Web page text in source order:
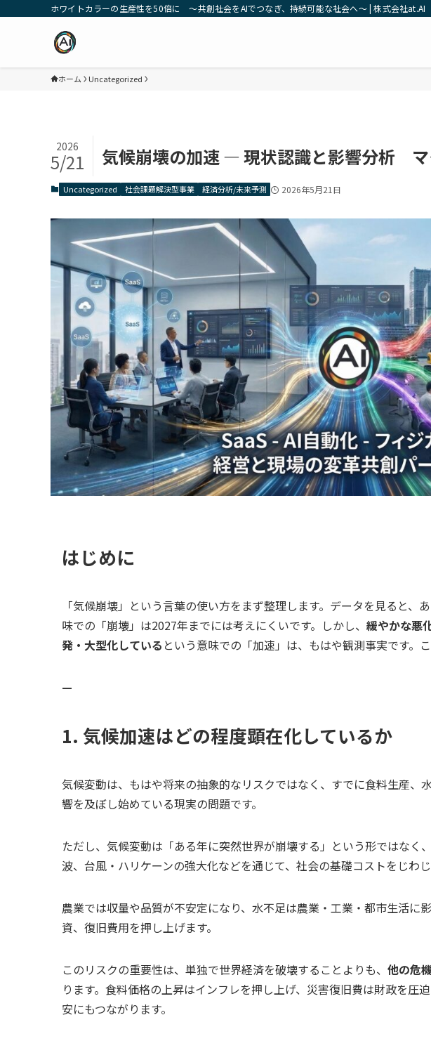
ホワイトカラーの生産性を50倍に ～共創社会をAIでつなぎ、持続可能な社会へ～ | 株式会社at.AI
ホーム Uncategorized
気候崩壊の加速 ― 現状認識と影響分析 マ
2026
5/21
Uncategorized 社会課題解決型事業 経済分析/未来予測 2026年5月21日
はじめに
「気候崩壊」という言葉の使い方をまず整理します。データを見ると、
味での「崩壊」は2027年までには考えにくいです。しかし、 緩やかな悪
発・大型化している という意味での「加速」は、もはや観測事実です。
—
1. 気候加速はどの程度顕在化しているか
気候変動は、もはや将来の抽象的なリスクではなく、すでに食料生産、
響を及ぼし始めている現実の問題です。
ただし、気候変動は「ある年に突然世界が崩壊する」という形ではなく
波、台風・ハリケーンの強大化などを通じて、社会の基礎コストをじわ
農業では収量や品質が不安定になり、水不足は農業・工業・都市生活に
資、復旧費用を押し上げます。
このリスクの重要性は、単独で世界経済を破壊することよりも、 他の危
ります。食料価格の上昇はインフレを押し上げ、災害復旧費は財政を圧
安にもつながります。